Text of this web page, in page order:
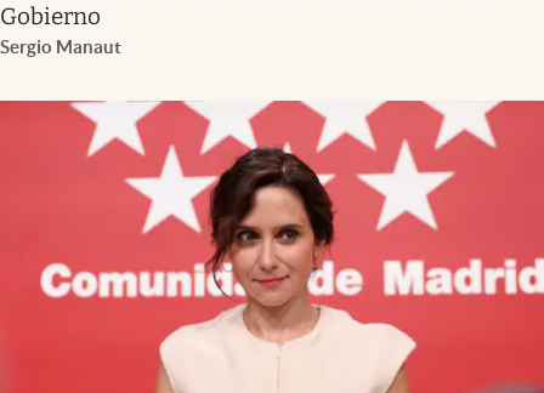
Gobierno
Sergio Manaut